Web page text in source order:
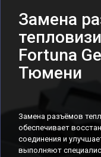
Замена
Fortuna
Тюмени
Замена разъёмов
обеспечивает
соединения и
выполняют